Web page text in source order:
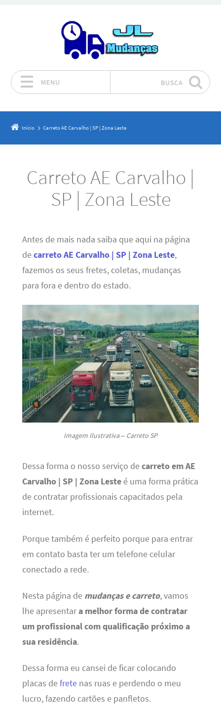
MENU BUSCA
Início Carreto AE Carvalho | SP | Zona Leste
Carreto AE Carvalho |
SP | Zona Leste
Antes de mais nada saiba que aqui na página
decarreto AE Carvalho | SP | Zona Leste,
fazemos os seus fretes, coletas, mudanças
para fora e dentro do estado.
Imagem Ilustrativa – Carreto SP
Dessa forma o nosso serviço decarreto em AE
Carvalho | SP | Zona Lesteé uma forma prática
de contratar profissionais capacitados pela
internet.
Porque também é perfeito porque para entrar
em contato basta ter um telefone celular
conectado a rede.
Nesta página de mudanças e carreto, vamos
lhe apresentara melhor forma de contratar
um profissional com qualificação próximo a
sua residência.
Dessa forma eu cansei de ficar colocando
placas defretenas ruas e perdendo o meu
lucro, fazendo cartões e panfletos.